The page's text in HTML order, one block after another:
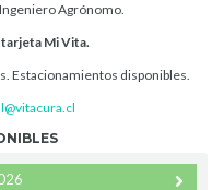
Agrónomo.
tarjeta Mi Vita.
Estacionamientos disponibles.